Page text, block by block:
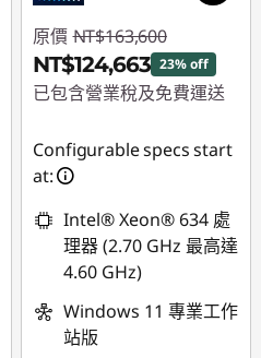
原價 NT$163,600
NT$124,663 23% off
已包含營業稅及免費運送
NT$38,937
Configurable specs start
at:
Intel® Xeon® 634 處
理器 (2.70 GHz 最高達
4.60 GHz)
Windows 11 專業工作
站版